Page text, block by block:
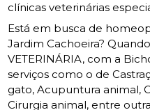
clínicas veterinárias
Está em busca de
Jardim Cachoeira?
VETERINÁRIA, com a
serviços como o de
gato, Acupuntura animal,
Cirurgia animal, entre